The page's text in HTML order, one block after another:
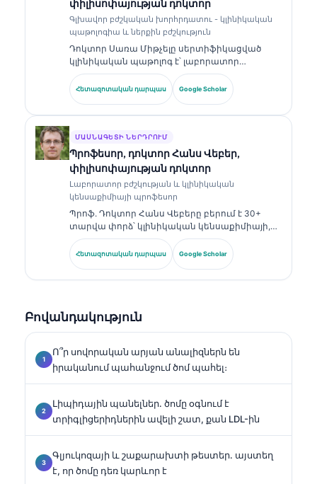
փիլիսոփայության դոկտոր
Գլխավոր բժշկական խորհրդատու - կլինիկական
պաթոլոգիա և ներքին բժշկություն
Դոկտոր Սառա Միթչելը սերտիֆիկացված
կլինիկական պաթոլոգ է՝ լաբորատոր
բժշկության և ախտորոշիչ վերլուծության
ոլորտում ավելի քան 18 տարվա փորձով։ Նա
ունի մասնագիտացված հավաստագրեր
ու լաբորատոր վերլուծության վերաբերյալ՝
կլինիկական պրակտիկայում։.
Հետազոտական դարպաս Google Scholar
ՄԱՍՆԱԳԵՏԻ ՆԵՐԴՐՈՒՄ
Պրոֆեսոր, դոկտոր Հանս Վեբեր,
փիլիսոփայության դոկտոր
Լաբորատոր բժշկության և կլինիկական
կենսաքիմիայի պրոֆեսոր
Պրոֆ. Դոկտոր Հանս Վեբերը բերում է 30+
տարվա փորձ՝ կլինիկական կենսաքիմիայի,
լաբորատոր բժշկության և բիոմարկերների
հետազոտության ոլորտներում։ Եղել է
Գերմանիայի Կլինիկական քիմիայի
ստանդարտացման և ԱԻ-ի աջակցությամբ
լաբորատոր բժշկության մեջ։.
Հետազոտական դարպաս Google Scholar
Բովանդակություն
Ո՞ր սովորական արյան անալիզներն են
իրականում պահանջում ծոմ պահել։
Լիպիդային պանելներ․ ծոմը օգնում է
տրիգլիցերիդներին ավելի շատ, քան LDL-ին
Գլյուկոզայի և շաքարախտի թեստեր․ այստեղ
է, որ ծոմը դեռ կարևոր է